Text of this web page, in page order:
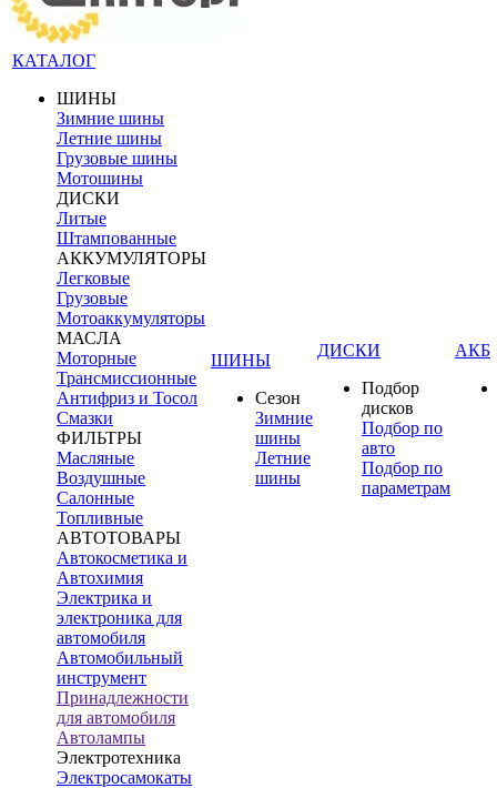
КАТАЛОГ
ШИНЫ
Зимние шины
Летние шины
Грузовые шины
Мотошины
ДИСКИ
Литые
Штампованные
АККУМУЛЯТОРЫ
Легковые
Грузовые
Мотоаккумуляторы
МАСЛА
Моторные
Трансмиссионные
Антифриз и Тосол
Смазки
ФИЛЬТРЫ
Масляные
Воздушные
Салонные
Топливные
АВТОТОВАРЫ
Автокосметика и
Автохимия
Электрика и
электроника для
автомобиля
Автомобильный
инструмент
Принадлежности
для автомобиля
Автолампы
Электротехника
Электросамокаты
ШИНЫ
Сезон
Зимние
шины
Летние
шины
ДИСКИ
Подбор
дисков
Подбор по
авто
Подбор по
параметрам
АКБ